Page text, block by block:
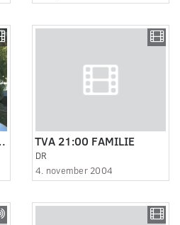
min familie. TVA 21:00 FAMILIE
DR
4. november 2004